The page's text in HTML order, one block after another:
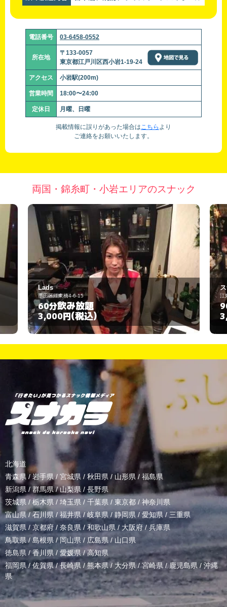
電話番号 03-6458-0552
所在地
〒133-0057
東京都江戸川区西小岩1-19-24
アクセス 小岩駅(200m)
営業時間 18:00〜24:00
定休日 月曜、日曜
掲載情報に誤りがあった場合はこちら より
ご連絡をお願いいたします。
両国・錦糸町・小岩エリアのスナック
スナック ミキ
江東区亀戸6-3-1
90分飲み放題
3,000円(税込)
北海道
青森県 / 岩手県/ 宮城県 / 秋田県 / 山形県/ 福島県
新潟県 /群馬県/山梨県 / 長野県
茨城県 / 栃木県 / 埼玉県 / 千葉県 / 東京都 / 神奈川県
富山県 /石川県/福井県/岐阜県 / 静岡県 / 愛知県 / 三重県
滋賀県 / 京都府 / 奈良県 / 和歌山県/ 大阪府 /兵庫県
鳥取県/ 島根県 /岡山県/ 広島県 / 山口県
徳島県 /香川県 / 愛媛県/高知県
福岡県/佐賀県/長崎県 /熊本県/ 大分県/宮崎県 /鹿児島県 / 沖縄
県